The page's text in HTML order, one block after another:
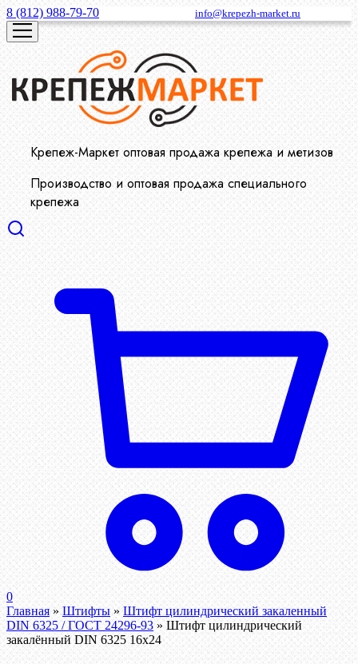
8 (812) 988-79-70 info@krepezh-market.ru
Крепеж-Маркет оптовая продажа крепежа и метизов
Производство и оптовая продажа специального
крепежа
0
Главная » Штифты » Штифт цилиндрический закаленный
DIN 6325 / ГОСТ 24296-93 » Штифт цилиндрический
закалённый DIN 6325 16х24